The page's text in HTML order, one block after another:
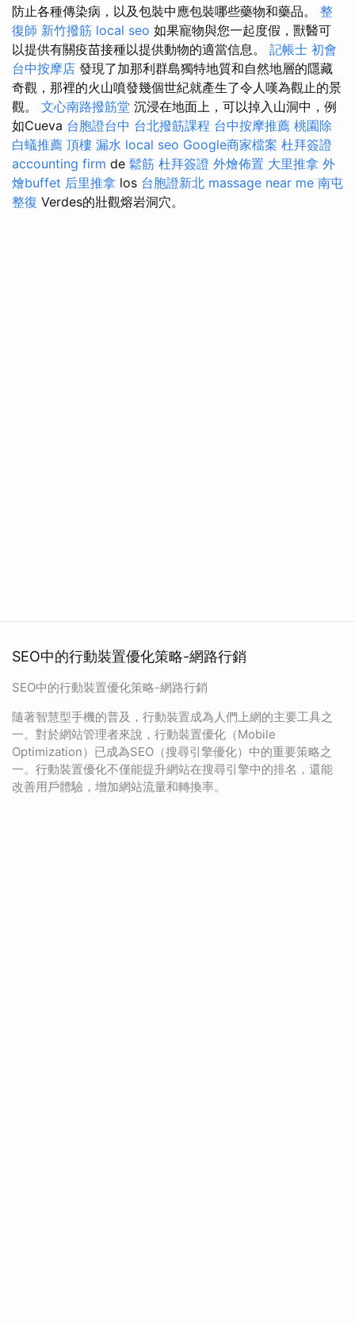
防止各種傳染病，以及包裝中應包裝哪些藥物和藥品。 整
復師 新竹撥筋 local seo 如果寵物與您一起度假，獸醫可
以提供有關疫苗接種以提供動物的適當信息。 記帳士 初會
台中按摩店 發現了加那利群島獨特地質和自然地層的隱藏
奇觀，那裡的火山噴發幾個世紀就產生了令人嘆為觀止的景
觀。 文心南路撥筋堂 沉浸在地面上，可以掉入山洞中，例
如Cueva 台胞證台中 台北撥筋課程 台中按摩推薦 桃園除
白蟻推薦 頂樓 漏水 local seo Google商家檔案 杜拜簽證
accounting firm de 鬆筋 杜拜簽證 外燴佈置 大里推拿 外
燴buffet 后里推拿 los 台胞證新北 massage near me 南屯
整復 Verdes的壯觀熔岩洞穴。
SEO中的行動裝置優化策略-網路行銷
SEO中的行動裝置優化策略-網路行銷
隨著智慧型手機的普及，行動裝置成為人們上網的主要工具之
一。對於網站管理者來說，行動裝置優化（Mobile
Optimization）已成為SEO（搜尋引擎優化）中的重要策略之
一。行動裝置優化不僅能提升網站在搜尋引擎中的排名，還能
改善用戶體驗，增加網站流量和轉換率。